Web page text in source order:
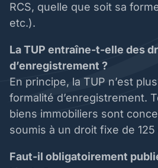
RCS, quelle que soit sa
etc.).
La TUP entraîne-t-elle des
d’enregistrement ?
En principe, la TUP n’est
formalité d’enregistrement.
biens immobiliers sont
soumis à un droit fixe de
Faut-il obligatoirement